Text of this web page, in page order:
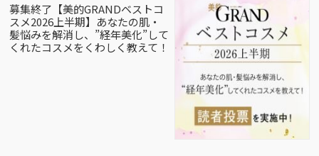
募集終了【美的GRANDベストコ
スメ2026上半期】あなたの肌・
髪悩みを解消し、”経年美化”して
くれたコスメをくわしく教えて！